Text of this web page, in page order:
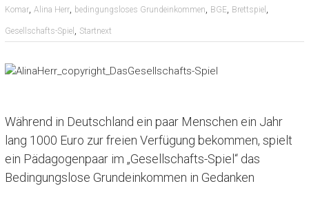
Komar, Alina Herr, bedingungsloses Grundeinkommen, BGE, Brettspiel ,
Gesellschafts-Spiel , Startnext
Während in Deutschland ein paar Menschen ein Jahr
lang 1000 Euro zur freien Verfügung bekommen, spielt
ein Pädagogenpaar im „Gesellschafts-Spiel“ das
Bedingungslose Grundeinkommen in Gedanken